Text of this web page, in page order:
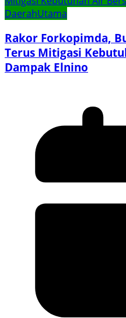
DaerahUtama
Rakor Forkopimda,
Terus Mitigasi
Dampak Elnino